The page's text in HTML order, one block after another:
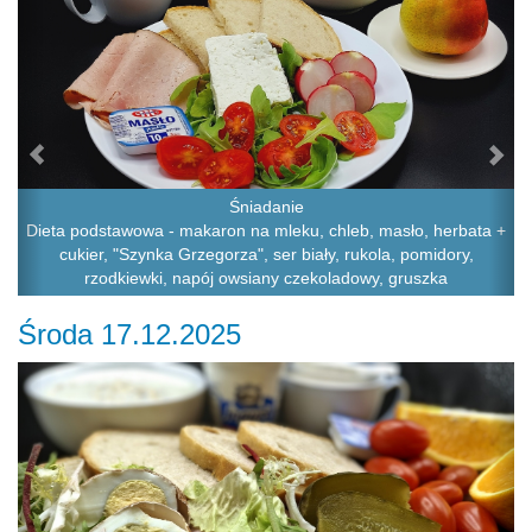
Śniadanie
Dieta podstawowa - makaron na mleku, chleb, masło, herbata +
cukier, "Szynka Grzegorza", ser biały, rukola, pomidory,
rzodkiewki, napój owsiany czekoladowy, gruszka
Środa 17.12.2025
Previous